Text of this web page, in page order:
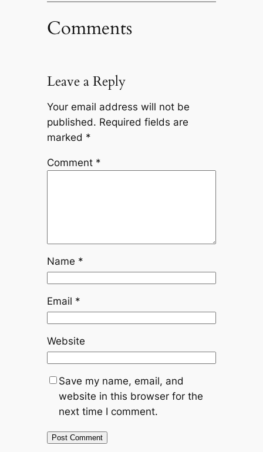
Comments
Leave a Reply
Your email address will not be
published. Required fields are
marked *
Comment *
Name *
Email *
Website
Save my name, email, and
website in this browser for the
next time I comment.